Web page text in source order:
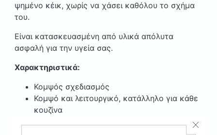
ψημένο κέικ, χωρίς να χάσει καθόλου το σχήμα
του.
Είναι κατασκευασμένη από υλικά απόλυτα
ασφαλή για την υγεία σας.
Χαρακτηριστικά:
Κομψός σχεδιασμός
Κομψό και λειτουργικό, κατάλληλο για κάθε
κουζίνα